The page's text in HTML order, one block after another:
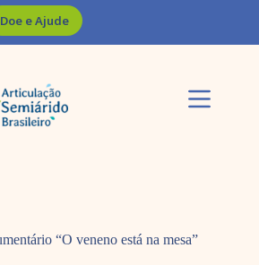
Doe e Ajude
“O veneno está na mesa”